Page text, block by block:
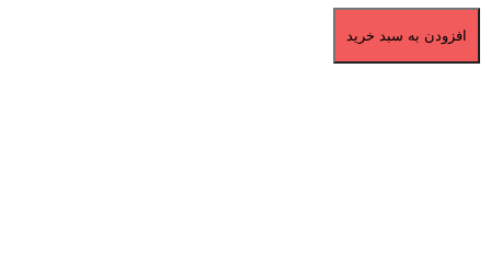
افزودن به سبد خرید
برگشت به بالا